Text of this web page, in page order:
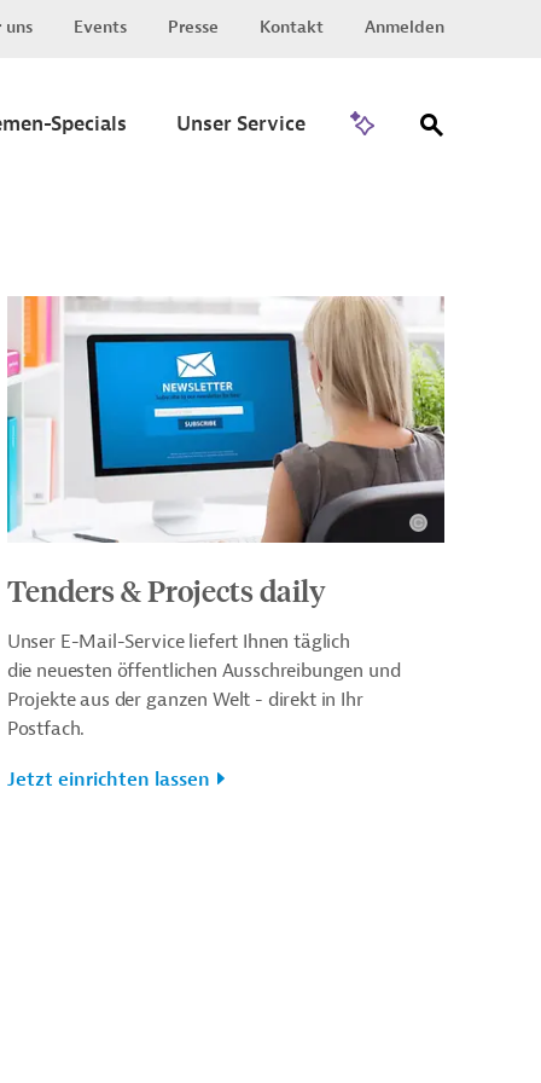
uns Events Presse Kontakt Anmelden
Specials Unser Service
Tenders & Projects daily
Unser E-Mail-Service liefert Ihnen täglich
die neuesten öffentlichen Ausschreibungen und
Projekte aus der ganzen Welt - direkt in Ihr
Postfach.
Jetzt einrichten lassen